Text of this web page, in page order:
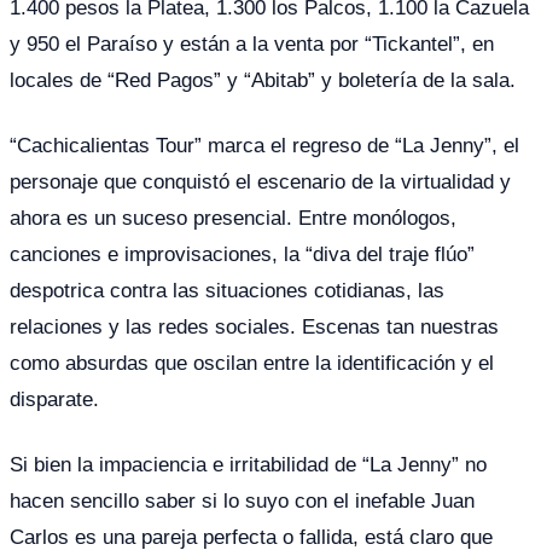
1.400 pesos la Platea, 1.300 los Palcos, 1.100 la Cazuela
y 950 el Paraíso y están a la venta por “Tickantel”, en
locales de “Red Pagos” y “Abitab” y boletería de la sala.
“Cachicalientas Tour” marca el regreso de “La Jenny”, el
personaje que conquistó el escenario de la virtualidad y
ahora es un suceso presencial. Entre monólogos,
canciones e improvisaciones, la “diva del traje flúo”
despotrica contra las situaciones cotidianas, las
relaciones y las redes sociales. Escenas tan nuestras
como absurdas que oscilan entre la identificación y el
disparate.
Si bien la impaciencia e irritabilidad de “La Jenny” no
hacen sencillo saber si lo suyo con el inefable Juan
Carlos es una pareja perfecta o fallida, está claro que